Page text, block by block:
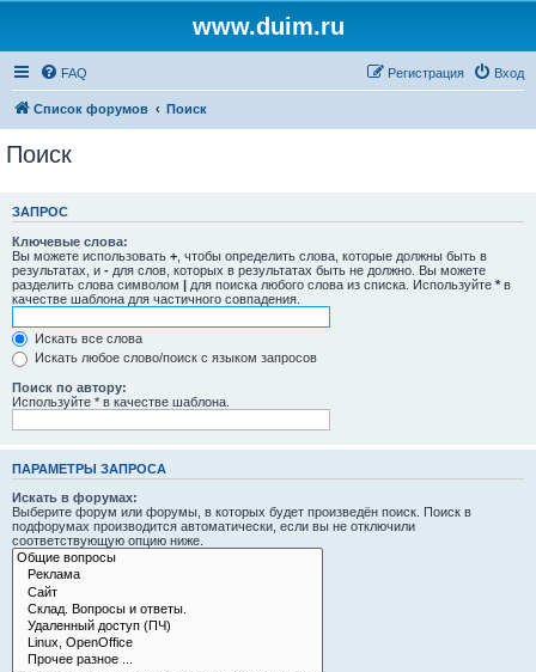
www.duim.ru
FAQ Вход
Регистрация
Список форумов Поиск
Поиск
ЗАПРОС
Ключевые слова:
Вы можете использовать + , чтобы определить слова, которые должны быть в
результатах, и - для слов, которых в результатах быть не должно. Вы можете
разделить слова символом | для поиска любого слова из списка. Используйте * в
качестве шаблона для частичного совпадения.
Искать все слова
Искать любое слово/поиск с языком запросов
Поиск по автору:
Используйте * в качестве шаблона.
ПАРАМЕТРЫ ЗАПРОСА
Искать в форумах:
Выберите форум или форумы, в которых будет произведён поиск. Поиск в
подфорумах производится автоматически, если вы не отключили
соответствующую опцию ниже.